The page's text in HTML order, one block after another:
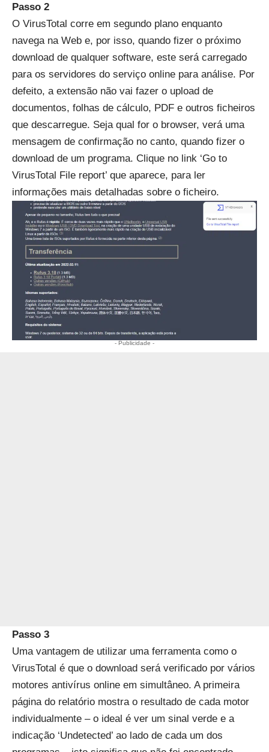
Passo 2
O VirusTotal corre em segundo plano enquanto
navega na Web e, por isso, quando fizer o próximo
download de qualquer software, este será carregado
para os servidores do serviço online para análise. Por
defeito, a extensão não vai fazer o upload de
documentos, folhas de cálculo, PDF e outros ficheiros
que descarregue. Seja qual for o browser, verá uma
mensagem de confirmação no canto, quando fizer o
download de um programa. Clique no link ‘Go to
VirusTotal File report’ que aparece, para ler
informações mais detalhadas sobre o ficheiro.
- Publicidade -
Passo 3
Uma vantagem de utilizar uma ferramenta como o
VirusTotal é que o download será verificado por vários
motores antivírus online em simultâneo. A primeira
página do relatório mostra o resultado de cada motor
individualmente – o ideal é ver um sinal verde e a
indicação ‘Undetected’ ao lado de cada um dos